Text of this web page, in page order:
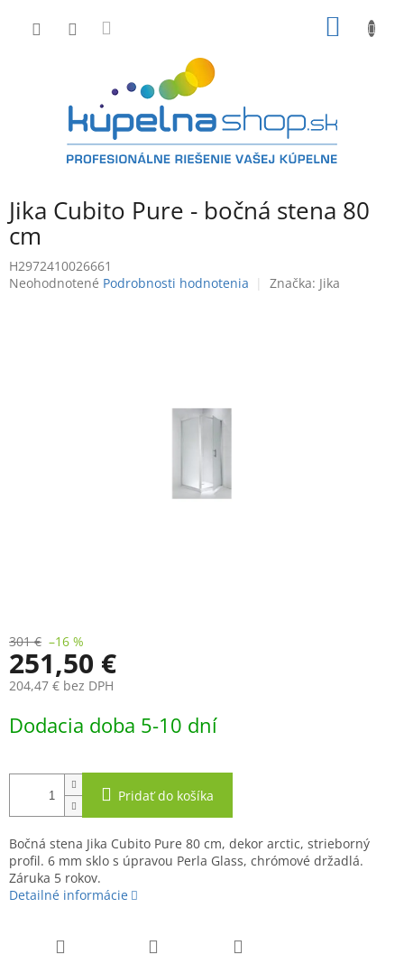
Jika Cubito Pure - bočná stena 80
cm
H2972410026661
Priemerné
Neohodnotené Podrobnosti hodnotenia Značka: Jika
301 € –16 %
251,50 €
204,47 € bez DPH
cena:
Dodacia doba 5-10 dní
Pridať do košíka
Bočná stena Jika Cubito Pure 80 cm, dekor arctic, strieborný
profil. 6 mm sklo s úpravou Perla Glass, chrómové držadlá.
Záruka 5 rokov.
Detailné informácie